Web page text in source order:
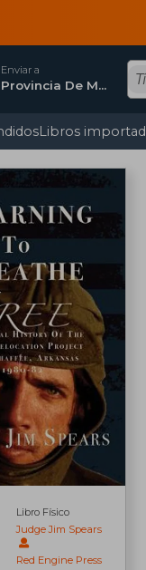
Enviar a
Provincia De Madrid
Libros
Libro Físico
Judge Jim Spears
Red Engine Press